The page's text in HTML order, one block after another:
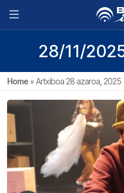
28/11/
Home »Artxiboa 28 azaroa, 2025